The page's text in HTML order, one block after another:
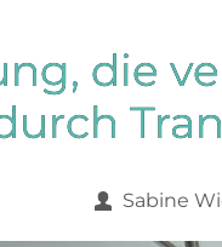
die
Sabine